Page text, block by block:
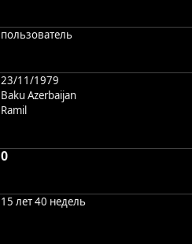
пользователь
23/11/1979
Baku Azerbaijan
Ramil
0
15 лет 40 недель